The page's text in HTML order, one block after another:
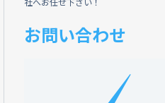
お問い合わせ